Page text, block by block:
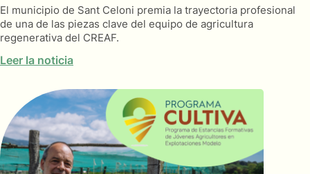
El municipio de Sant Celoni premia la trayectoria profesional
de una de las piezas clave del equipo de agricultura
regenerativa del CREAF.
Leer la noticia